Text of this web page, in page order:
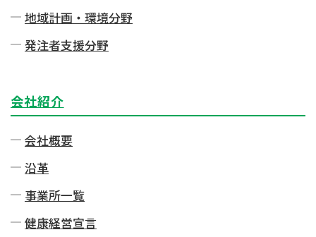
地域計画・環境分野
発注者⽀援分野
会社紹介
会社概要
沿革
事業所一覧
健康経営宣言